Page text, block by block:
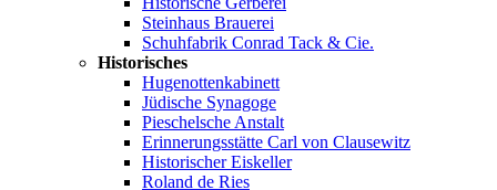
Steinhaus Brauerei
Schuhfabrik Conrad Tack & Cie.
Historisches
Hugenottenkabinett
Jüdische Synagoge
Pieschelsche Anstalt
Erinnerungsstätte Carl von Clausewitz
Historischer Eiskeller
Roland de Ries